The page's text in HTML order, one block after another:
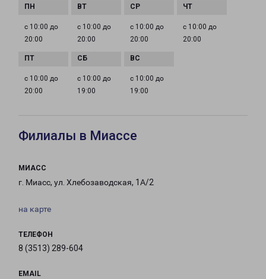
с 10:00 до
20:00
с 10:00 до
20:00
с 10:00 до
20:00
с 10:00 до
20:00
с 10:00 до
20:00
с 10:00 до
19:00
с 10:00 до
19:00
Филиалы в Миассе
МИАСС
г. Миасс, ул. Хлебозаводская, 1А/2
на карте
ТЕЛЕФОН
8 (3513) 289-604
EMAIL